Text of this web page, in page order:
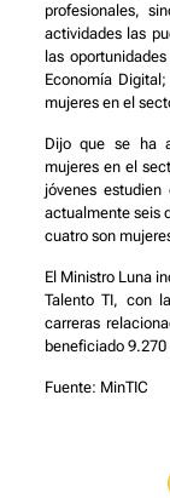
profesionales,
actividades las
las
Economía
mujeres en el
Dijo que se ha
mujeres en el
jóvenes
actualmente seis
cuatro son
El Ministro Luna
Talento TI, con
carreras
beneficiado
Fuente: MinTIC